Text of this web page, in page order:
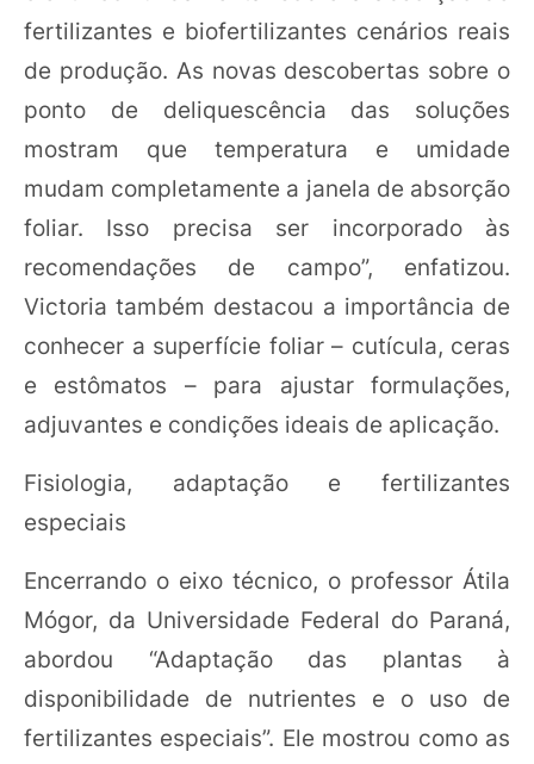
fertilizantes e biofertilizantes cenários reais
de produção. As novas descobertas sobre o
ponto de deliquescência das soluções
mostram que temperatura e umidade
mudam completamente a janela de absorção
foliar. Isso precisa ser incorporado às
recomendações de campo”, enfatizou.
Victoria também destacou a importância de
conhecer a superfície foliar – cutícula, ceras
e estômatos – para ajustar formulações,
adjuvantes e condições ideais de aplicação.
Fisiologia, adaptação e fertilizantes
especiais
Encerrando o eixo técnico, o professor Átila
Mógor, da Universidade Federal do Paraná,
abordou “Adaptação das plantas à
disponibilidade de nutrientes e o uso de
fertilizantes especiais”. Ele mostrou como as